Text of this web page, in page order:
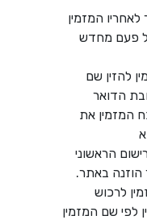
המזמין
פעם מחדש
להזין שם
הדואר
המזמין את
הראשוני
באתר.
לרכוש
לפי שם המזמין